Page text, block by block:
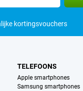
kortingsvouchers
TELEFOONS
Apple smartphones
Samsung smartphones